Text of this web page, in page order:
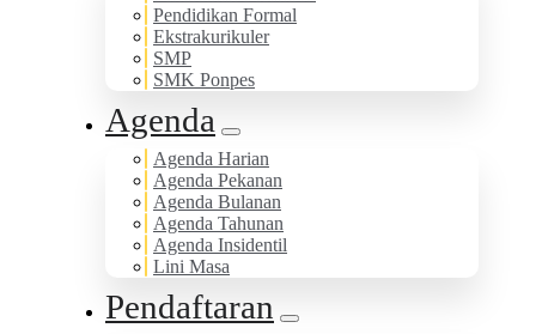
Pendidikan Formal
Ekstrakurikuler
SMP
SMK Ponpes
Agenda
Agenda Harian
Agenda Pekanan
Agenda Bulanan
Agenda Tahunan
Agenda Insidentil
Lini Masa
Pendaftaran